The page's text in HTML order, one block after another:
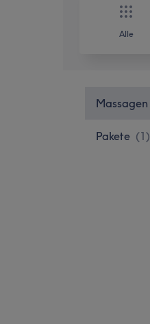
Alle
Massagen
Pakete (1)